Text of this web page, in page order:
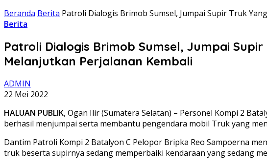
Beranda Berita Patroli Dialogis Brimob Sumsel, Jumpai Supir Truk
Berita
Patroli Dialogis Brimob Sumsel, Jumpai
Melanjutkan Perjalanan Kembali
ADMIN
22 Mei 2022
HALUAN PUBLIK, Ogan Ilir (Sumatera Selatan) – Personel Kompi 2
berhasil menjumpai serta membantu pengendara mobil Truk yang
Dantim Patroli Kompi 2 Batalyon C Pelopor Bripka Reo Sampoerna
truk beserta supirnya sedang memperbaiki kendaraan yang sedang